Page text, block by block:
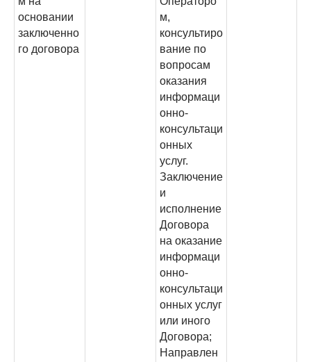
основании
заключенно
го договора
м,
консультиро
вание по
вопросам
оказания
информаци
онно-
консультаци
онных
услуг.
Заключение
и
исполнение
Договора
на оказание
информаци
онно-
консультаци
онных услуг
или иного
Договора;
Направлен